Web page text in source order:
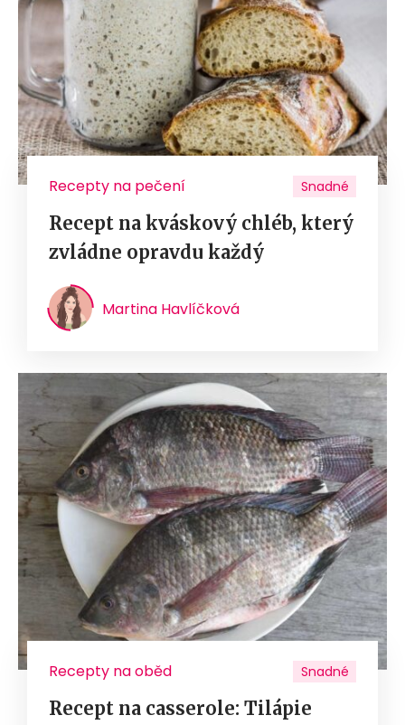
Recepty na pečení Snadné
Recept na kváskový chléb, který
zvládne opravdu každý
Martina Havlíčková
Recepty na oběd Snadné
Recept na casserole: Tilápie